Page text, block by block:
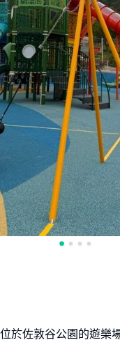
於佐敦谷公園的遊樂